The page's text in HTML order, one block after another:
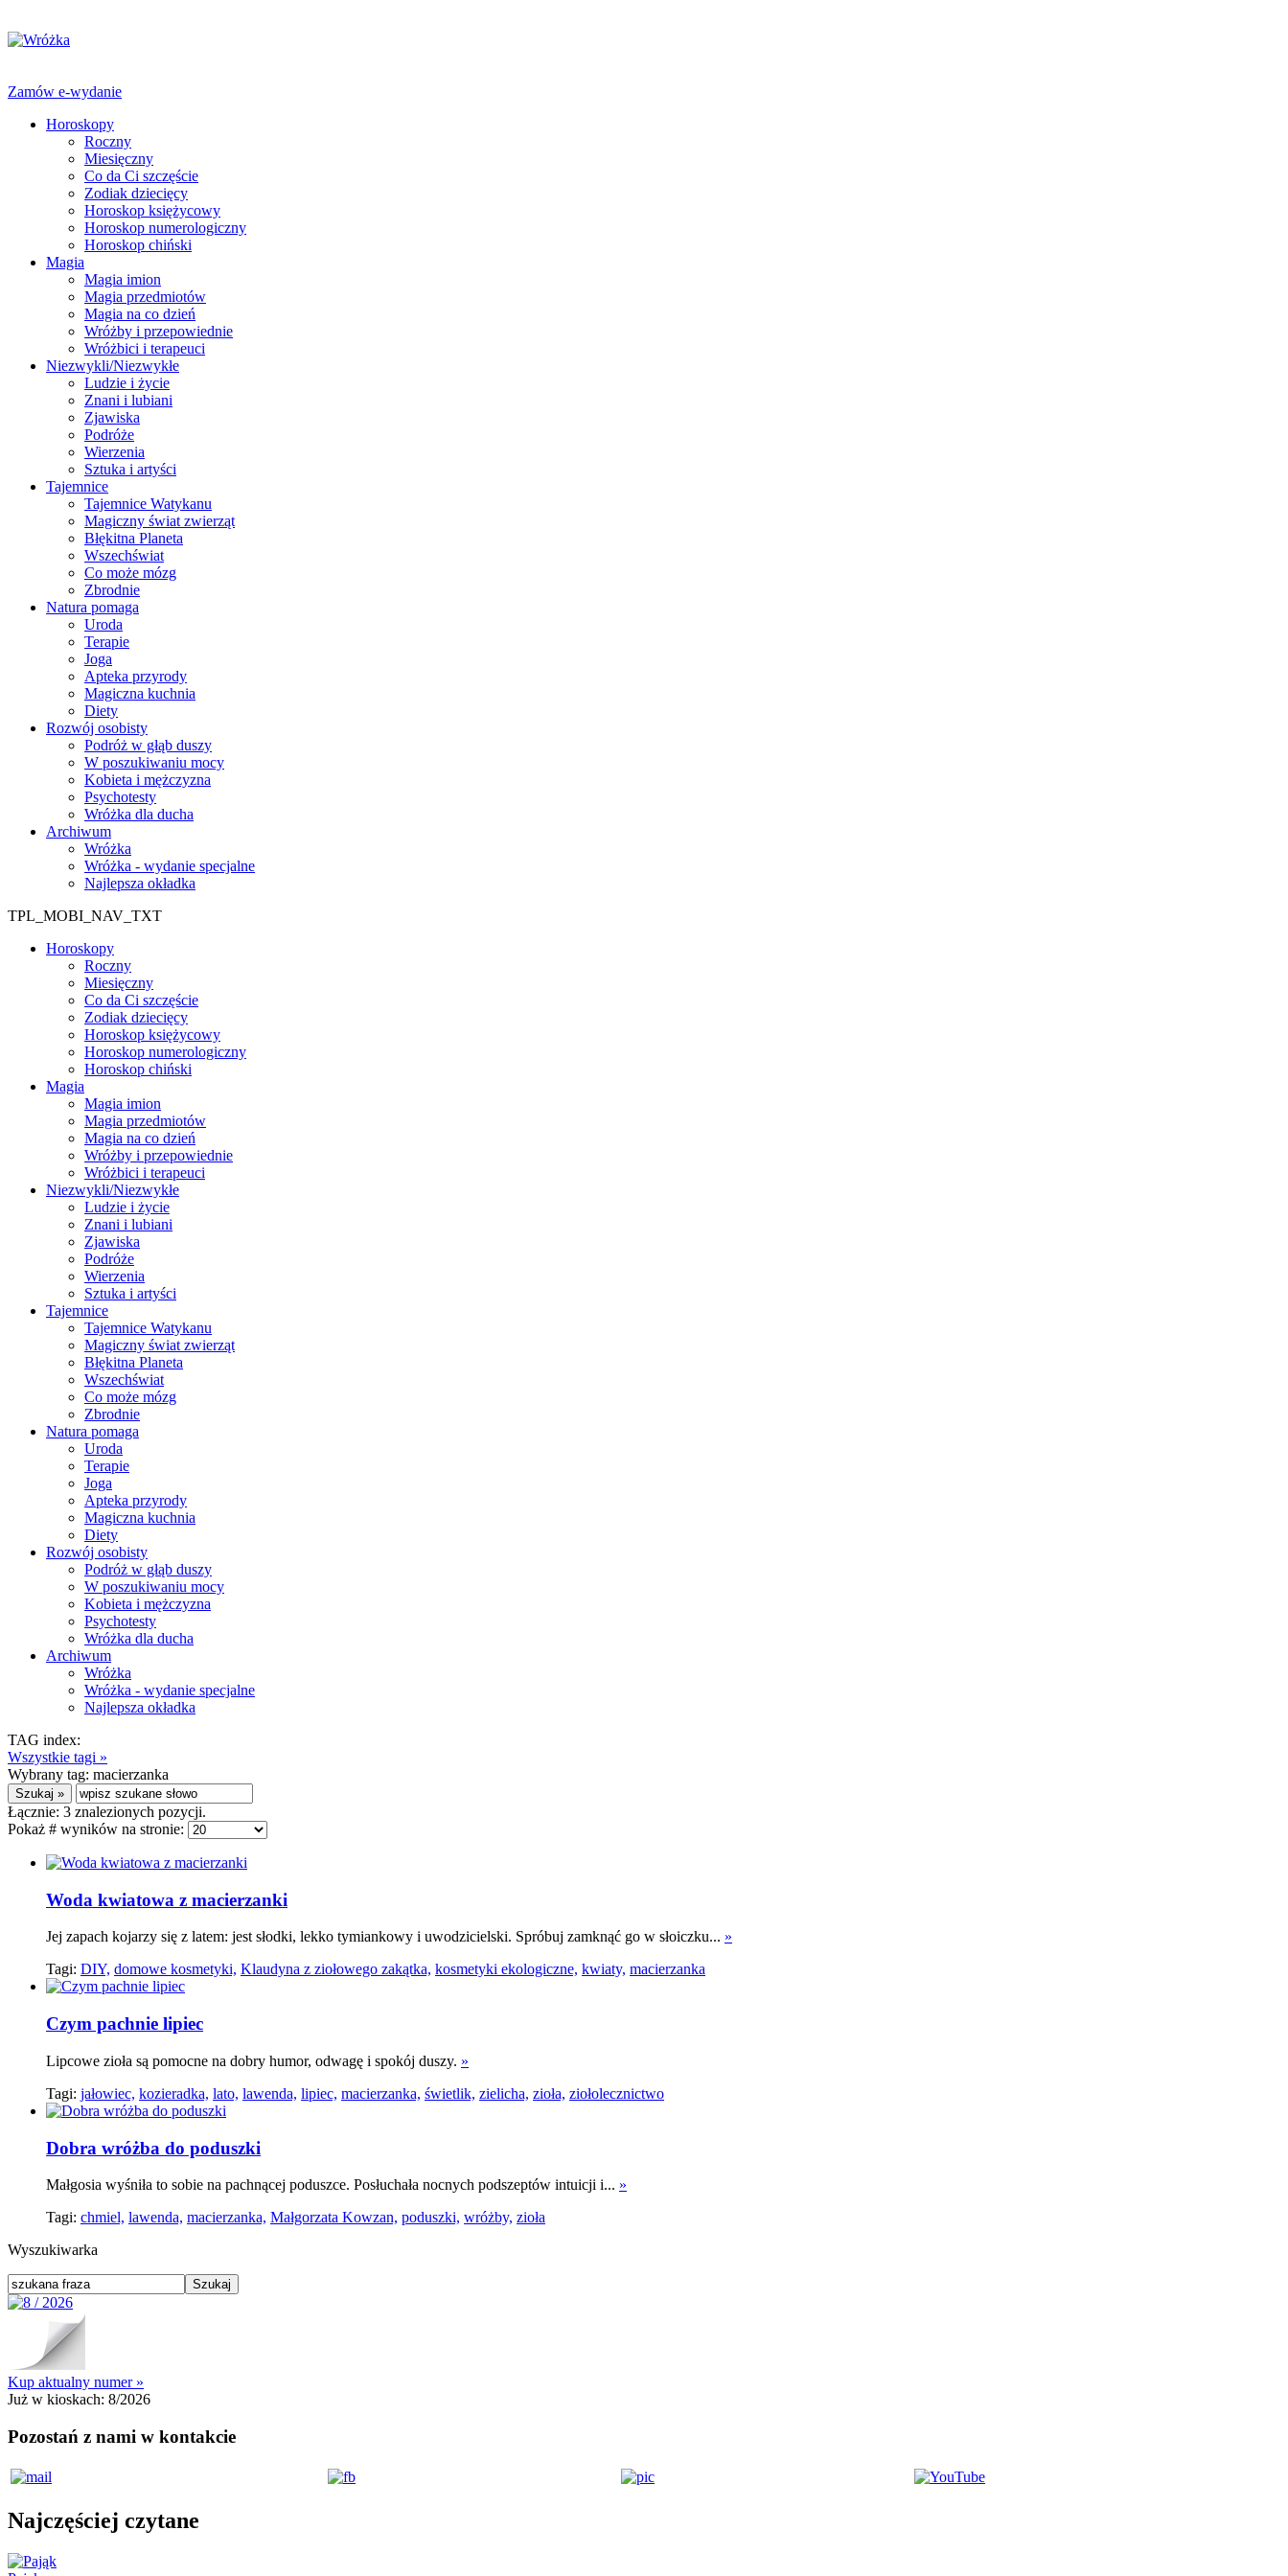
Zamów e-wydanie
Horoskopy
Roczny
Miesięczny
Co da Ci szczęście
Zodiak dziecięcy
Horoskop księżycowy
Horoskop numerologiczny
Horoskop chiński
Magia
Magia imion
Magia przedmiotów
Magia na co dzień
Wróżby i przepowiednie
Wróżbici i terapeuci
Niezwykli/Niezwykłe
Ludzie i życie
Znani i lubiani
Zjawiska
Podróże
Wierzenia
Sztuka i artyści
Tajemnice
Tajemnice Watykanu
Magiczny świat zwierząt
Błękitna Planeta
Wszechświat
Co może mózg
Zbrodnie
Natura pomaga
Uroda
Terapie
Joga
Apteka przyrody
Magiczna kuchnia
Diety
Rozwój osobisty
Podróż w głąb duszy
W poszukiwaniu mocy
Kobieta i mężczyzna
Psychotesty
Wróżka dla ducha
Archiwum
Wróżka
Wróżka - wydanie specjalne
Najlepsza okładka
TPL_MOBI_NAV_TXT
Horoskopy
Roczny
Miesięczny
Co da Ci szczęście
Zodiak dziecięcy
Horoskop księżycowy
Horoskop numerologiczny
Horoskop chiński
Magia
Magia imion
Magia przedmiotów
Magia na co dzień
Wróżby i przepowiednie
Wróżbici i terapeuci
Niezwykli/Niezwykłe
Ludzie i życie
Znani i lubiani
Zjawiska
Podróże
Wierzenia
Sztuka i artyści
Tajemnice
Tajemnice Watykanu
Magiczny świat zwierząt
Błękitna Planeta
Wszechświat
Co może mózg
Zbrodnie
Natura pomaga
Uroda
Terapie
Joga
Apteka przyrody
Magiczna kuchnia
Diety
Rozwój osobisty
Podróż w głąb duszy
W poszukiwaniu mocy
Kobieta i mężczyzna
Psychotesty
Wróżka dla ducha
Archiwum
Wróżka
Wróżka - wydanie specjalne
Najlepsza okładka
TAG index:
Wszystkie tagi »
Wybrany tag: macierzanka
Łącznie: 3 znalezionych pozycji.
Pokaż # wyników na stronie:
Woda kwiatowa z macierzanki
Jej zapach kojarzy się z latem: jest słodki, lekko tymiankowy i uwodzicielski. Spróbuj zamknąć go w słoiczku... »
Tagi: DIY, domowe kosmetyki, Klaudyna z ziołowego zakątka, kosmetyki ekologiczne, kwiaty, macierzanka
Czym pachnie lipiec
Lipcowe zioła są pomocne na dobry humor, odwagę i spokój duszy. »
Tagi: jałowiec, kozieradka, lato, lawenda, lipiec, macierzanka, świetlik, zielicha, zioła, ziołolecznictwo
Dobra wróżba do poduszki
Małgosia wyśniła to sobie na pachnącej poduszce. Posłuchała nocnych podszeptów intuicji i... »
Tagi: chmiel, lawenda, macierzanka, Małgorzata Kowzan, poduszki, wróżby, zioła
Wyszukiwarka
Kup aktualny numer »
Już w kioskach: 8/2026
Pozostań z nami w kontakcie
Najczęściej czytane